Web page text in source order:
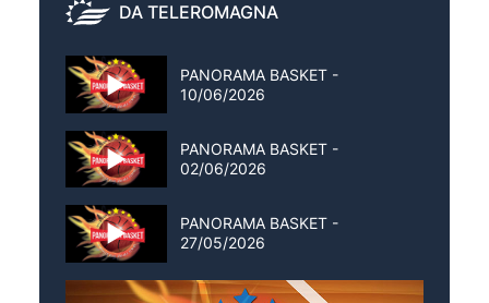
DA TELEROMAGNA
PANORAMA BASKET -
10/06/2026
PANORAMA BASKET -
02/06/2026
PANORAMA BASKET -
27/05/2026